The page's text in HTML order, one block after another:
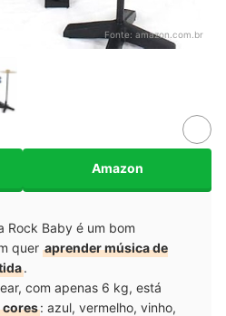
Fonte: amazon.com.br
Amazon
Rock Baby é um bom
quer aprender música de
.
com apenas 6 kg, está
cores: azul, vermelho, vinho,